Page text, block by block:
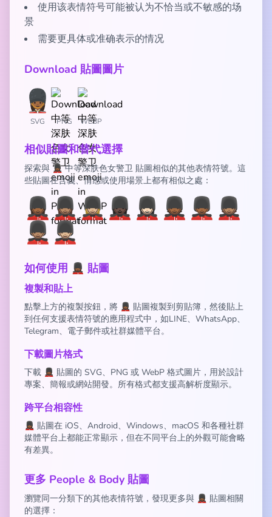
使用该表情符号可能被认为不恰当或不敏感的场
景
需要更具体或准确表示的情况
Download 貼圖圖片
SVG PNG WEBP
相似貼圖和替代選擇
探索與 💂🏾‍♀️ 中等深肤色女警卫 貼圖相似的其他表情符號。這
些貼圖在含義、情感或使用場景上都有相似之處：
💂🏾‍♀️💂🏽‍♀️💂🏼‍♀️💂🏿‍♀️ 💂🏻‍♀️ 💂🏾 💂🏾‍♂️ 💂🏽
💂🏽‍♂️💂🏼‍♂️
如何使用 💂🏾‍♀️ 貼圖
複製和貼上
點擊上方的複製按鈕，將 💂🏾‍♀️ 貼圖複製到剪貼簿，然後貼上
到任何支援表情符號的應用程式中，如LINE、WhatsApp、
Telegram、電子郵件或社群媒體平台。
下載圖片格式
下載 💂🏾‍♀️ 貼圖的 SVG、PNG 或 WebP 格式圖片，用於設計
專案、簡報或網站開發。所有格式都支援高解析度顯示。
跨平台相容性
💂🏾‍♀️ 貼圖在 iOS、Android、Windows、macOS 和各種社群
媒體平台上都能正常顯示，但在不同平台上的外觀可能會略
有差異。
更多 People & Body 貼圖
瀏覽同一分類下的其他表情符號，發現更多與 💂🏾‍♀️ 貼圖相關
的選擇：